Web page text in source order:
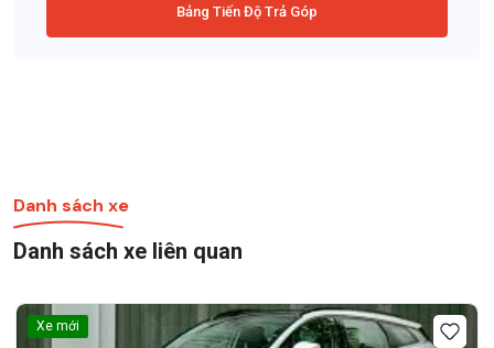
Bảng Tiến Độ Trả Góp
Danh sách xe
Danh sách xe liên quan
Xe mới